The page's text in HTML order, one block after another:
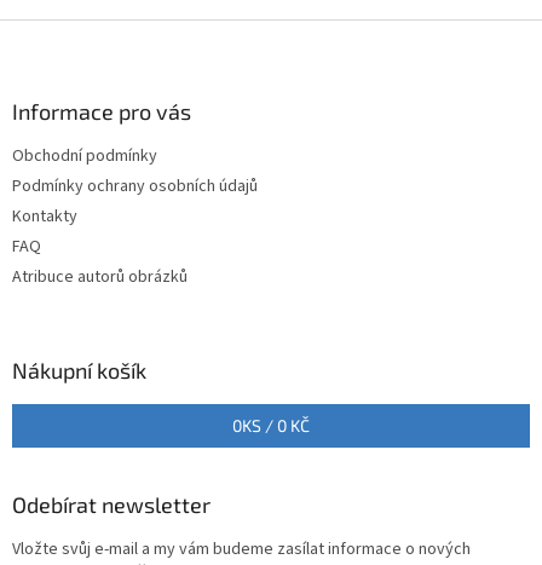
v
Informace pro vás
Obchodní podmínky
Podmínky ochrany osobních údajů
Kontakty
FAQ
Atribuce autorů obrázků
Nákupní košík
0KS / 0 KČ
Odebírat newsletter
Vložte svůj e-mail a my vám budeme zasílat informace o nových